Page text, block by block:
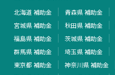
北海道 補助金 青森県 補助金
宮城県 補助金
秋田県 補助金
福島県 補助金
茨城県 補助金
群馬県 補助金
埼玉県 補助金
東京都 補助金
神奈川県 補助金